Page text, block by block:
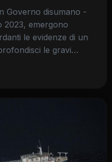
Governo disumano -
2023, emergono
le evidenze di un
le gravi…